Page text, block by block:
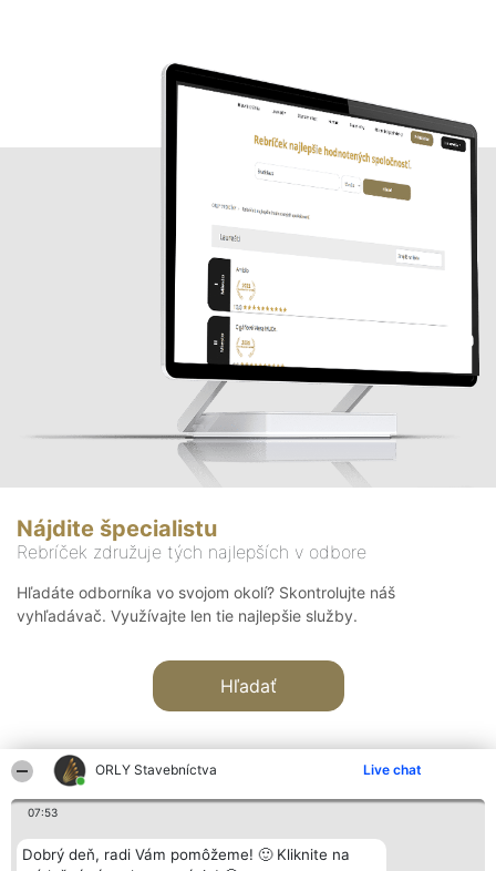
ORLY Stavebníctva Live chat
07:53
Dobrý deň, radi Vám pomôžeme! 🙂 Kliknite na
Nájdite špecialistu
Rebríček združuje tých najlepších v odbore
Hľadáte odborníka vo svojom okolí? Skontrolujte náš
vyhľadávač. Využívajte len tie najlepšie služby.
Hľadať
Organizátor hodnotenia
Bright Side Solutions sp. z o.
Hodnotenie
Laureáti
Kontakt
Kontakt